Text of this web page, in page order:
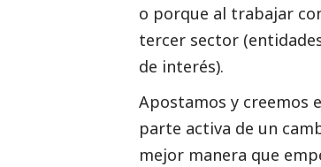
o porque al trabajar
tercer sector
de interés).
Apostamos y creemos
parte activa de un
mejor manera que